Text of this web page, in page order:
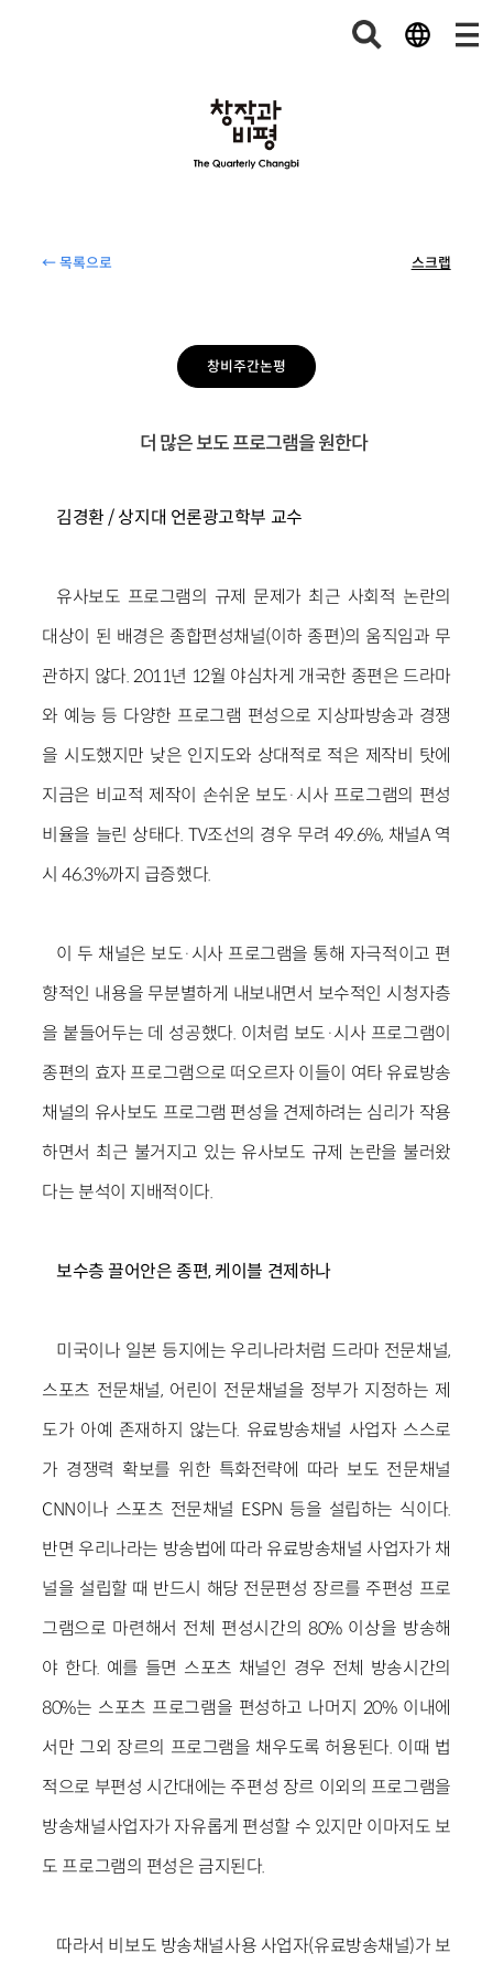
← 목록으로 스크랩
창비주간논평
더 많은 보도 프로그램을 원한다
김경환 / 상지대 언론광고학부 교수
유사보도 프로그램의 규제 문제가 최근 사회적 논란의
대상이 된 배경은 종합편성채널(이하 종편)의 움직임과 무
관하지 않다. 2011년 12월 야심차게 개국한 종편은 드라마
와 예능 등 다양한 프로그램 편성으로 지상파방송과 경쟁
을 시도했지만 낮은 인지도와 상대적로 적은 제작비 탓에
지금은 비교적 제작이 손쉬운 보도·시사 프로그램의 편성
비율을 늘린 상태다. TV조선의 경우 무려 49.6%, 채널A 역
시 46.3%까지 급증했다.
이 두 채널은 보도·시사 프로그램을 통해 자극적이고 편
향적인 내용을 무분별하게 내보내면서 보수적인 시청자층
을 붙들어두는 데 성공했다. 이처럼 보도·시사 프로그램이
종편의 효자 프로그램으로 떠오르자 이들이 여타 유료방송
채널의 유사보도 프로그램 편성을 견제하려는 심리가 작용
하면서 최근 불거지고 있는 유사보도 규제 논란을 불러왔
다는 분석이 지배적이다.
보수층 끌어안은 종편, 케이블 견제하나
미국이나 일본 등지에는 우리나라처럼 드라마 전문채널,
스포츠 전문채널, 어린이 전문채널을 정부가 지정하는 제
도가 아예 존재하지 않는다. 유료방송채널 사업자 스스로
가 경쟁력 확보를 위한 특화전략에 따라 보도 전문채널
CNN이나 스포츠 전문채널 ESPN 등을 설립하는 식이다.
반면 우리나라는 방송법에 따라 유료방송채널 사업자가 채
널을 설립할 때 반드시 해당 전문편성 장르를 주편성 프로
그램으로 마련해서 전체 편성시간의 80% 이상을 방송해
야 한다. 예를 들면 스포츠 채널인 경우 전체 방송시간의
80%는 스포츠 프로그램을 편성하고 나머지 20% 이내에
서만 그외 장르의 프로그램을 채우도록 허용된다. 이때 법
적으로 부편성 시간대에는 주편성 장르 이외의 프로그램을
방송채널사업자가 자유롭게 편성할 수 있지만 이마저도 보
도 프로그램의 편성은 금지된다.
따라서 비보도 방송채널사용 사업자(유료방송채널)가 보